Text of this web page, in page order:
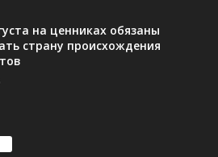
на ценниках обязаны
страну происхождения